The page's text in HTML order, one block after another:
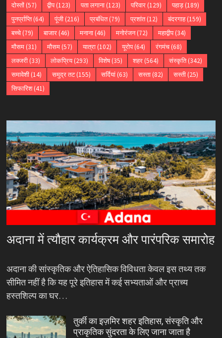
दोस्तों(57) द्वीप(123) पता लगाना(123) परिवार(129) पहाड़(189)
पुनर्प्राप्ति(64) पूंजी(216) प्रबंधित(79) प्रशांत(12) बंदरगाह(159)
बच्चे(79) बाजार(46) मनाना(46) मनोरंजन(72) महाद्वीप(34)
मौसम(31) मौसम(57) यात्रा(102) यूरोप(64) रंगमंच(68)
लक्जरी(33) लोकप्रिय(293) विशेष(35) शहर(564) संस्कृति(342)
समावेशी(14) समुद्र तट(155) सर्दियां(63) सस्ता(82) सस्ती(25)
सिफारिश(41)
अदाना में त्यौहार कार्यक्रम और पारंपरिक समारोह
अदाना की सांस्कृतिक और ऐतिहासिक विविधता केवल इस तथ्य तक
सीमित नहीं है कि यह पूरे इतिहास में कई सभ्यताओं और प्राच्य
हस्तशिल्प का घर…
तुर्की का इज़मिर शहर इतिहास, संस्कृति और
प्राकृतिक सुंदरता के लिए जाना जाता है